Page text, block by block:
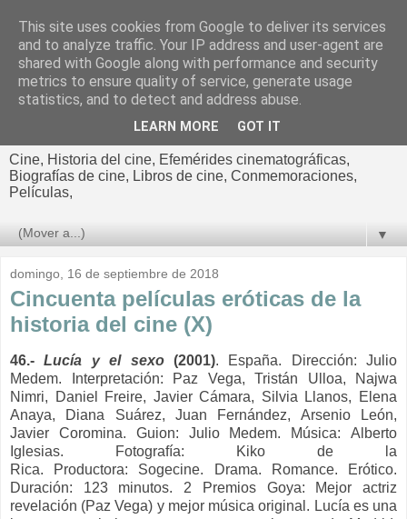
El cultural
cinematográfico de Jorge
Cine, Historia del cine, Efemérides cinematográficas,
Biografías de cine, Libros de cine, Conmemoraciones,
Películas,
▼
domingo, 16 de septiembre de 2018
Cincuenta películas eróticas de la
historia del cine (X)
46.-Lucía y el sexo(2001). España. Dirección: Julio
Medem. Interpretación: Paz Vega, Tristán Ulloa, Najwa
Nimri, Daniel Freire, Javier Cámara, Silvia Llanos, Elena
Anaya, Diana Suárez, Juan Fernández, Arsenio León,
Javier Coromina. Guion: Julio Medem. Música:Alberto
Iglesias.
Fotografía:
Kiko de la
Rica.
Productora: Sogecine.
Drama. Romance. Erótico.
Duración: 123 minutos. 2 Premios Goya: Mejor actriz
revelación (Paz Vega) y mejor música original. Lucía es una
This site uses cookies from Google to deliver its services
and to analyze traffic. Your IP address and user-agent are
shared with Google along with performance and security
metrics to ensure quality of service, generate usage
statistics, and to detect and address abuse.
LEARN MORE GOT IT